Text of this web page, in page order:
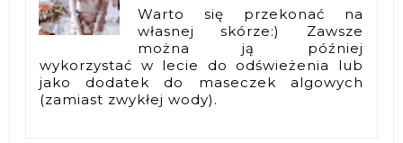
Warto się przekonać na
własnej skórze:) Zawsze
można ją później
wykorzystać w lecie do odświeżenia lub
jako dodatek do maseczek algowych
(zamiast zwykłej wody).